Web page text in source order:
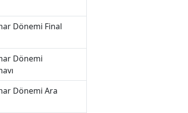
Dönemi Final
Dönemi
Dönemi Ara